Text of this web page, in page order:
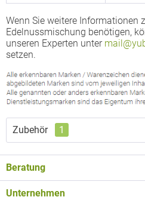
Wenn Sie weitere Informationen
Edelnussmischung benötigen,
unseren Experten unter
setzen.
Zubehör 1
Beratung
Unternehmen